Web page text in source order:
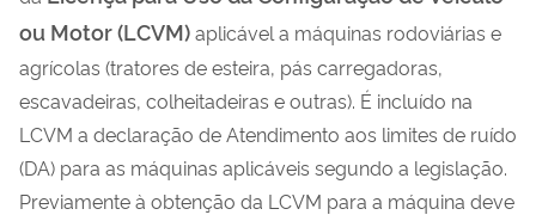
ou Motor (LCVM)aplicável a máquinas rodoviárias e
agrícolas (tratores de esteira, pás carregadoras,
escavadeiras, colheitadeiras e outras). É incluído na
LCVM a declaração de Atendimento aos limites de ruído
(DA) para as máquinas aplicáveis segundo a legislação.
Previamente à obtenção da LCVM para a máquina deve